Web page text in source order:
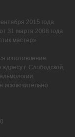
2015 года
31 марта 2008 года
мастер»
изготовление
г. Слободской,
исключительно